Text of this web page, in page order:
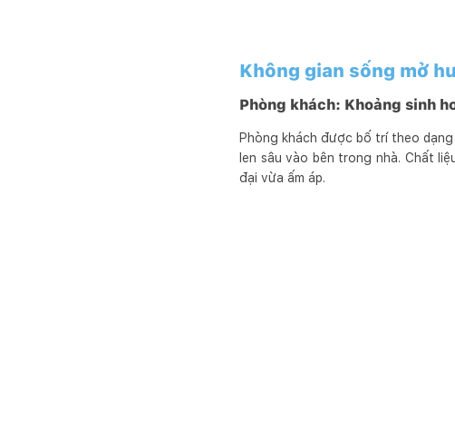
Không gian sống mở
Phòng khách: Khoảng sinh
Phòng khách được bố trí theo
len sâu vào bên trong nhà. Chất
đại vừa ấm áp.